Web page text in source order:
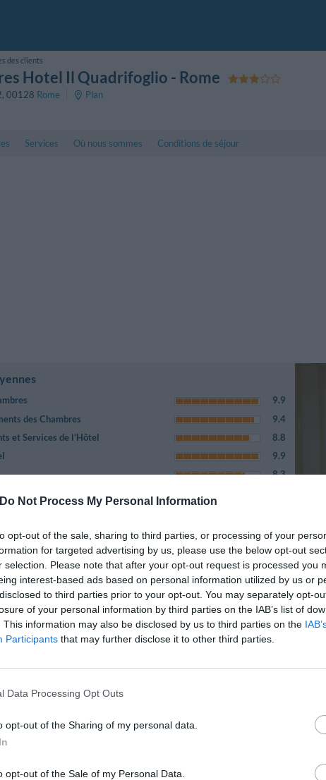
Do Not Process My Personal Information
opt-out of the sale, sharing to third parties, or processing of your
for targeted advertising by us, please use the below opt-out
selection. Please note that after your opt-out request is processed you
interest-based ads based on personal information utilized by us or
to third parties prior to your opt-out. You may separately opt-
of your personal information by third parties on the IAB’s list of
This information may also be disclosed by us to third parties on the
Participants that may further disclose it to other third parties.
Data Processing Opt Outs
opt-out of the Sharing of my personal data.
opt-out of the Sale of my Personal Data.
des clients
Hotel Il Quadrifoglio - Rome
, 00128 Rome Plan
Services Où nous sommes Conditions de séjour
9.9
des Chambres
9.4
et Services de l’Hôtel
8.8
9.9
8.3
site avec hôtel
7.7
7.7
Page 1-1